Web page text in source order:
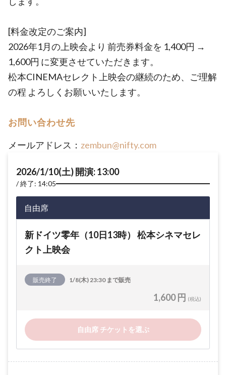
[料金改定のご案内]
2026年1月の上映会より 前売券料金を 1,400円 →
1,600円 に変更させていただきます。
松本CINEMAセレクト上映会の継続のため、ご理解
の程 よろしくお願いいたします。
お問い合わせ先
メールアドレス： zembun@nifty.com
2026/1/10(土) 開演: 13:00
終了: 14:05
自由席
新ドイツ零年（10日13時） 松本シネマセレ
クト上映会
販売終了 1/8(木) 23:30 まで販売
1,600 円 (税込)
自由席 チケットを選ぶ